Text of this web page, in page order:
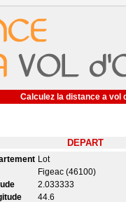
Calculez la distance a vol
DEPART
Lot
Figeac (46100)
2.033333
44.6